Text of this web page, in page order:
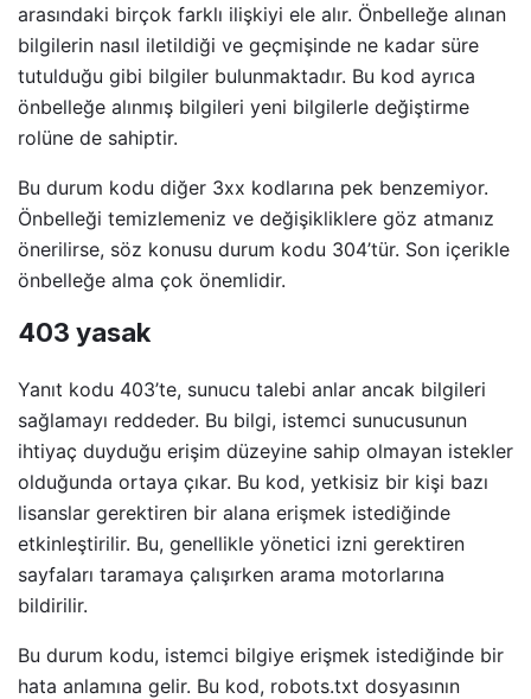
arasındaki birçok farklı ilişkiyi ele alır. Önbelleğe alınan
bilgilerin nasıl iletildiği ve geçmişinde ne kadar süre
tutulduğu gibi bilgiler bulunmaktadır. Bu kod ayrıca
önbelleğe alınmış bilgileri yeni bilgilerle değiştirme
rolüne de sahiptir.
Bu durum kodu diğer 3xx kodlarına pek benzemiyor.
Önbelleği temizlemeniz ve değişikliklere göz atmanız
önerilirse, söz konusu durum kodu 304’tür. Son içerikle
önbelleğe alma çok önemlidir.
403 yasak
Yanıt kodu 403’te, sunucu talebi anlar ancak bilgileri
sağlamayı reddeder. Bu bilgi, istemci sunucusunun
ihtiyaç duyduğu erişim düzeyine sahip olmayan istekler
olduğunda ortaya çıkar. Bu kod, yetkisiz bir kişi bazı
lisanslar gerektiren bir alana erişmek istediğinde
etkinleştirilir. Bu, genellikle yönetici izni gerektiren
sayfaları taramaya çalışırken arama motorlarına
bildirilir.
Bu durum kodu, istemci bilgiye erişmek istediğinde bir
hata anlamına gelir. Bu kod, robots.txt dosyasının